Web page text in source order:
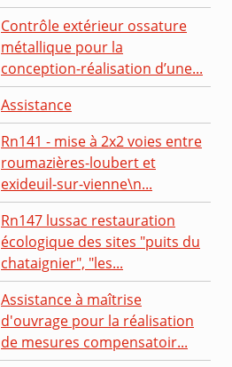
Contrôle extérieur ossature
métallique pour la
conception-réalisation d’une...
Assistance
Rn141 - mise à 2x2 voies entre
roumazières-loubert et
exideuil-sur-vienne\n...
Rn147 lussac restauration
écologique des sites "puits du
chataignier", "les...
Assistance à maîtrise
d'ouvrage pour la réalisation
de mesures compensatoir...